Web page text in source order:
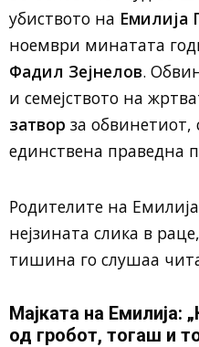
убиството на Емилија
ноември минатата
Фадил Зејнелов.
и семејството на
затвор за обвинетиот,
единствена праведна
Родителите на
нејзината слика в
тишина го слушаа
Мајката на Емилија:
од гробот, тогаш и